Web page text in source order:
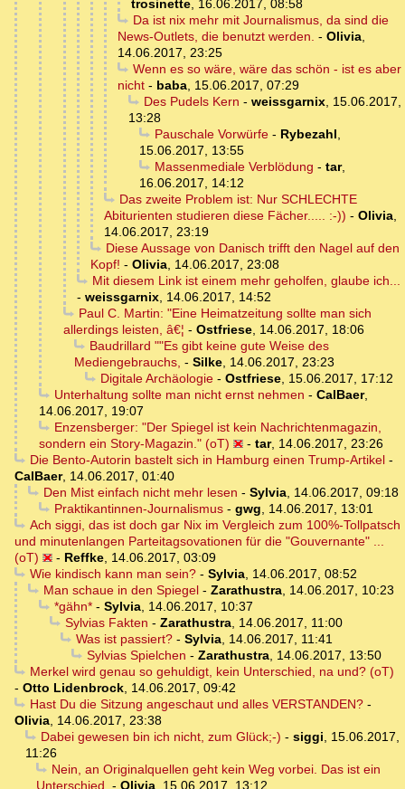
trosinette, 16.06.2017, 08:58
Da ist nix mehr mit Journalismus, da sind die
News-Outlets, die benutzt werden. - Olivia,
14.06.2017, 23:25
Wenn es so wäre, wäre das schön - ist es aber
nicht - baba, 15.06.2017, 07:29
Des Pudels Kern - weissgarnix, 15.06.2017,
13:28
Pauschale Vorwürfe- Rybezahl,
15.06.2017, 13:55
Massenmediale Verblödung - tar,
16.06.2017, 14:12
Das zweite Problem ist: Nur SCHLECHTE
Abiturienten studieren diese Fächer..... :-)) - Olivia,
14.06.2017, 23:19
Diese Aussage von Danisch trifft den Nagel auf den
Kopf! - Olivia, 14.06.2017, 23:08
Mit diesem Link ist einem mehr geholfen, glaube ich...
- weissgarnix, 14.06.2017, 14:52
Paul C. Martin: "Eine Heimatzeitung sollte man sich
allerdings leisten, â€¦ - Ostfriese, 14.06.2017, 18:06
Baudrillard ""Es gibt keine gute Weise des
Mediengebrauchs, - Silke, 14.06.2017, 23:23
Digitale Archäologie- Ostfriese, 15.06.2017, 17:12
Unterhaltung sollte man nicht ernst nehmen - CalBaer,
14.06.2017, 19:07
Enzensberger: "Der Spiegel ist kein Nachrichtenmagazin,
sondern ein Story-Magazin." (oT)
- tar, 14.06.2017, 23:26
Die Bento-Autorin bastelt sich in Hamburg einen Trump-Artikel-
CalBaer, 14.06.2017, 01:40
Den Mist einfach nicht mehr lesen - Sylvia, 14.06.2017, 09:18
Praktikantinnen-Journalismus- gwg, 14.06.2017, 13:01
Ach siggi, das ist doch gar Nix im Vergleich zum 100%-Tollpatsch
und minutenlangen Parteitagsovationen für die "Gouvernante" ...
(oT)
- Reffke, 14.06.2017, 03:09
Wie kindisch kann man sein?- Sylvia, 14.06.2017, 08:52
Man schaue in den Spiegel- Zarathustra, 14.06.2017, 10:23
*gähn*- Sylvia, 14.06.2017, 10:37
Sylvias Fakten - Zarathustra, 14.06.2017, 11:00
Was ist passiert?- Sylvia, 14.06.2017, 11:41
Sylvias Spielchen - Zarathustra, 14.06.2017, 13:50
Merkel wird genau so gehuldigt, kein Unterschied, na und? (oT)
- Otto Lidenbrock, 14.06.2017, 09:42
Hast Du die Sitzung angeschaut und alles VERSTANDEN?-
Olivia, 14.06.2017, 23:38
Dabei gewesen bin ich nicht, zum Glück;-) - siggi, 15.06.2017,
11:26
Nein, an Originalquellen geht kein Weg vorbei. Das ist ein
Unterschied. - Olivia 15.06.2017, 13:12